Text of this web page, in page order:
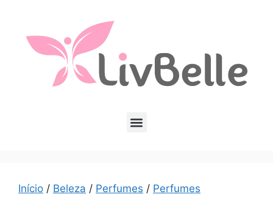
Início / Beleza / Perfumes / Perfumes